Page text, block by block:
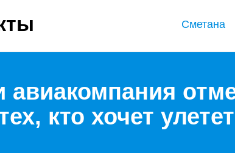
Сметана
авиакомпания
кто хочет